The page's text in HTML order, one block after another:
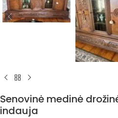
Senovinė medinė
indauja